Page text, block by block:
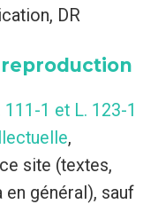
DR
1 et L. 123-1
,
site (textes,
général), sauf